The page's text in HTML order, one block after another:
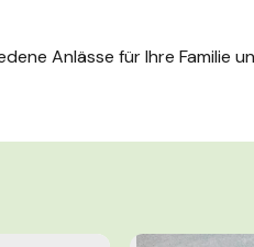
Anlässe für Ihre Familie